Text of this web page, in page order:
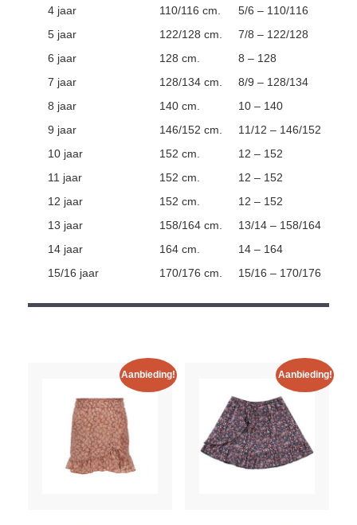
4 jaar 110/116 cm.
5/6 – 110/116
5 jaar
122/128 cm.
7/8 – 122/128
6 jaar
128 cm.
8 – 128
7 jaar
128/134 cm.
8/9 – 128/134
8 jaar
140 cm.
10 – 140
9 jaar
146/152 cm.
11/12 – 146/152
10 jaar
152 cm.
12 – 152
11 jaar
152 cm.
12 – 152
12 jaar
152 cm.
12 – 152
13 jaar
158/164 cm.
13/14 – 158/164
14 jaar
164 cm.
14 – 164
15/16 jaar
170/176 cm. 15/16 – 170/176
Aanbieding! Aanbieding!